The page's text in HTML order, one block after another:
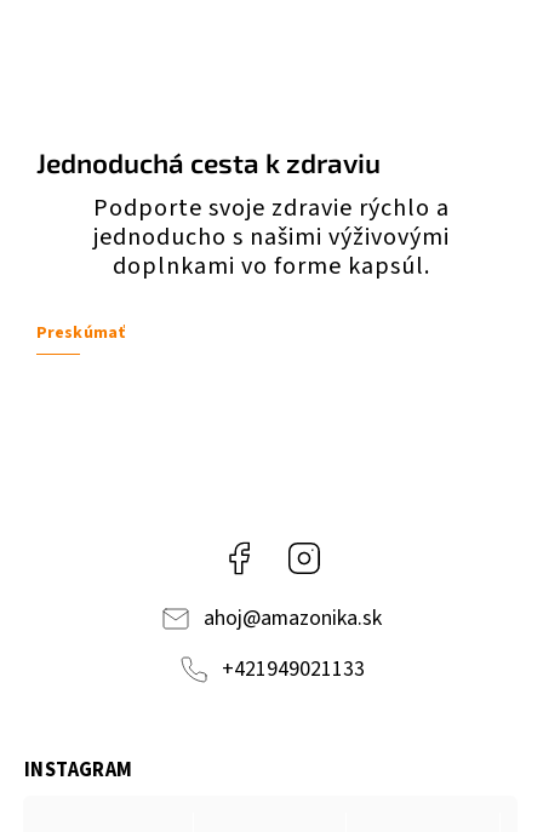
Jednoduchá cesta k zdraviu
Podporte svoje zdravie rýchlo a
jednoducho s našimi výživovými
doplnkami vo forme kapsúl.
Preskúmať
Facebook
ahoj@amazonika.sk
+421949021133
INSTAGRAM